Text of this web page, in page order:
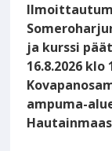
ja kurssi
16.8.2026 klo
ampuma-